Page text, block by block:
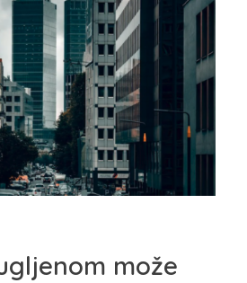
može